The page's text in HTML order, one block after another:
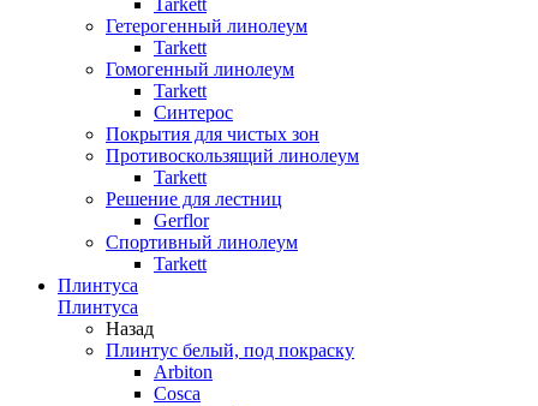
Tarkett
Гетерогенный линолеум
Tarkett
Гомогенный линолеум
Tarkett
Синтерос
Покрытия для чистых зон
Противоскользящий линолеум
Tarkett
Решение для лестниц
Gerflor
Спортивный линолеум
Tarkett
Плинтуса
Плинтуса
Назад
Плинтус белый, под покраску
Arbiton
Cosca